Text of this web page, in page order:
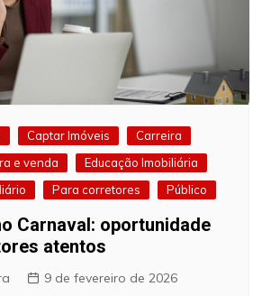
Captar Imóveis
Carreira
e venda
Educação Imobiliária
Para corretores Público
Carnaval: oportunidade
atentos
9 de fevereiro de 2026